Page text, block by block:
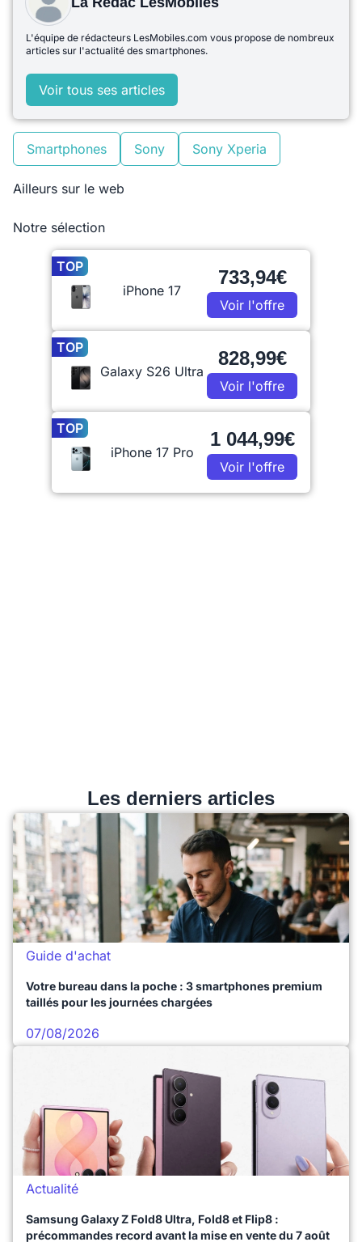
L'équipe de rédacteurs LesMobiles.com vous propose de nombreux
articles sur l'actualité des smartphones.
Voir tous ses articles
Smartphones Sony Sony Xperia
Ailleurs sur le web
Notre sélection
TOP
iPhone 17
733,94€
Voir l'offre
TOP
Galaxy S26 Ultra
828,99€
Voir l'offre
TOP
iPhone 17 Pro
1 044,99€
Voir l'offre
Les derniers articles
Guide d'achat
Votre bureau dans la poche : 3 smartphones premium
taillés pour les journées chargées
07/08/2026
Actualité
Samsung Galaxy Z Fold8 Ultra, Fold8 et Flip8 :
précommandes record avant la mise en vente du 7 août